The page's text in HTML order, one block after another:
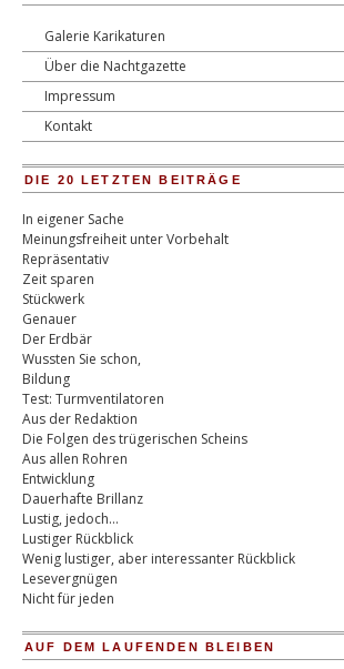
Galerie Karikaturen
Über die Nachtgazette
Impressum
Kontakt
DIE 20 LETZTEN BEITRÄGE
In eigener Sache
Meinungsfreiheit unter Vorbehalt
Repräsentativ
Zeit sparen
Stückwerk
Genauer
Der Erdbär
Wussten Sie schon,
Bildung
Test: Turmventilatoren
Aus der Redaktion
Die Folgen des trügerischen Scheins
Aus allen Rohren
Entwicklung
Dauerhafte Brillanz
Lustig, jedoch…
Lustiger Rückblick
Wenig lustiger, aber interessanter Rückblick
Lesevergnügen
Nicht für jeden
AUF DEM LAUFENDEN BLEIBEN